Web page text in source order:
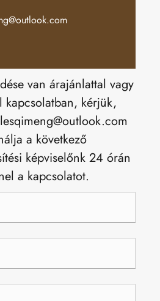
van árajánlattal vagy
kapcsolatban, kérjük,
a következő
képviselőnk 24 órán
a kapcsolatot.